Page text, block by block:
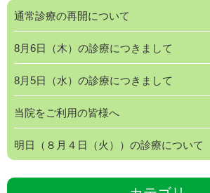
通常診療の再開について
8月6日（木）の診療につきまして
8月5日（水）の診療につきまして
当院をご利用の皆様へ
明日（８月４日（火））の診療について